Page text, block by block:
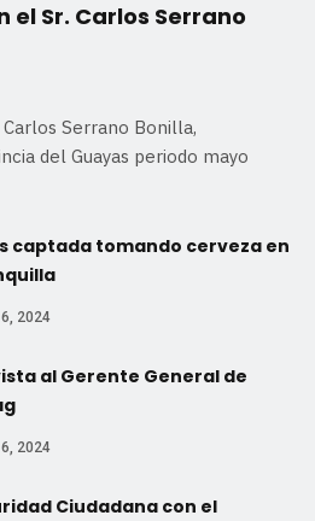
el Sr. Carlos Serrano
Serrano Bonilla,
del Guayas periodo mayo
captada tomando cerveza en
2024
al Gerente General de
2024
Ciudadana con el